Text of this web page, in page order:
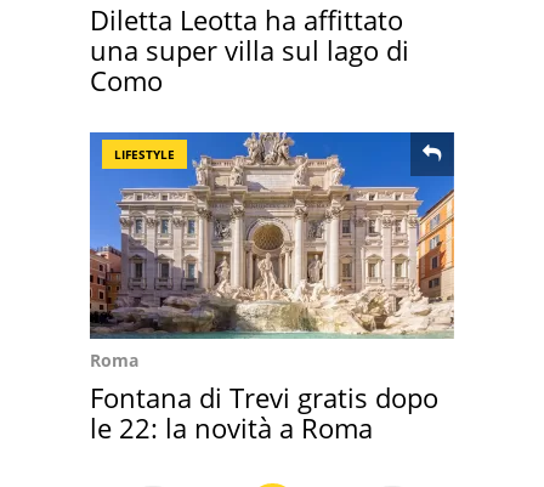
Diletta Leotta ha affittato
una super villa sul lago di
Como
LIFESTYLE
Roma
Fontana di Trevi gratis dopo
le 22: la novità a Roma